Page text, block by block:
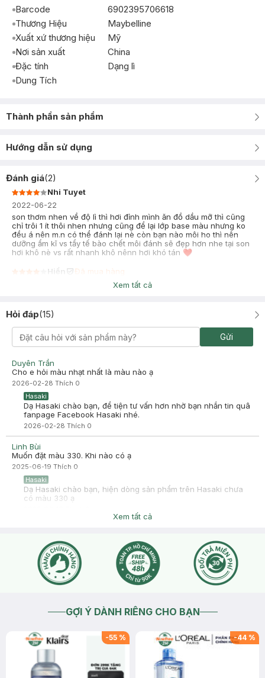
Barcode
6902395706618
Thương Hiệu
Maybelline
Xuất xứ thương hiệu
Mỹ
Nơi sản xuất
China
Đặc tính
Dạng lì
Dung Tích
Thành phần sản phẩm
Hướng dẫn sử dụng
Đánh giá(2)
Nhi Tuyet
2022-06-22
son thơm nhen về độ lì thì hơi đỉnh mình ăn đồ dầu mỡ thì cũng
chỉ trôi 1 ít thôi nhen nhưng cũng để lại lớp base màu nhưng ko
đều á nên m.n có thể đánh lại nè còn bạn nào môi ho thì nên
dưỡng ẩm kĩ vs tẩy tế bào chết môi đánh sẽ đẹp hơn nhe tại son
hơi khô nè vs rất nhanh khô nênn hơi khó tán ❤
Hiền
Đã mua hàng
Xem tất cả
Hỏi đáp(15)
Gửi
Duyên Trần
Cho e hỏi màu nhạt nhất là màu nào ạ
2026-02-28 Thích 0
Hasaki
Dạ Hasaki chào bạn, để tiện tư vấn hơn nhờ bạn nhắn tin quâ
fanpage Facebook Hasaki nhé.
2026-02-28 Thích 0
Linh Bùi
Muốn đặt màu 330. Khi nào có ạ
2025-06-19 Thích 0
Hasaki
Dạ Hasaki chào bạn, hiện dòng sản phẩm trên Hasaki chưa
có màu 330 ạ
Xem tất cả
GỢI Ý DÀNH RIÊNG CHO BẠN
-55 % -44 %